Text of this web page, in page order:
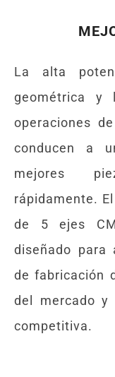
La alta
geométrica y
operaciones
conducen a
mejores
rápidamente.
de 5 ejes
diseñado para
de fabricación
del mercado
competitiva.